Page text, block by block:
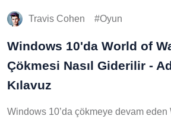
Travis Cohen Oyun
Windows 10'da World of
Çökmesi Nasıl Giderilir -
Kılavuz
Windows 10’da çökmeye devam eden